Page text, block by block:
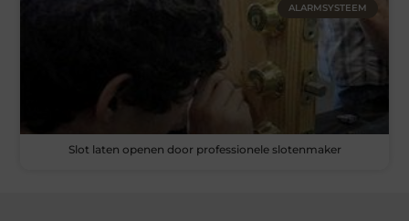
ALARMSYSTEEM
Slot laten openen door professionele slotenmaker